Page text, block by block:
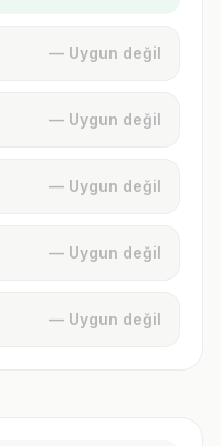
— Uygun değil
— Uygun değil
— Uygun değil
— Uygun değil
— Uygun değil